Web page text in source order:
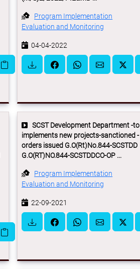
Program Implementation
Evaluation and Monitoring
04-04-2022
SCST Development Department -to
implements new projects-sanctioned -
orders issued G.O(Rt)No.844-SCSTDD
G.O(RT)NO.844-SCSTDDCO-OP ...
Program Implementation
Evaluation and Monitoring
22-09-2021